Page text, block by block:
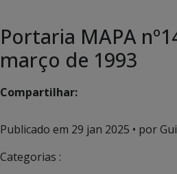
Portaria MAPA
março de 1993
Compartilhar:
Publicado em 29 jan 2025 • por
Categorias :